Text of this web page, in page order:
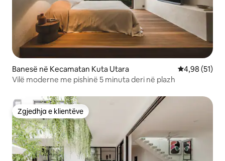
Banesë në Kecamatan Kuta Utara Vlerësimi
4,98 (51)
Vilë moderne me pishinë 5 minuta deri në plazh
Zgjedhja e klientëve
Zgjedhja e klientëve